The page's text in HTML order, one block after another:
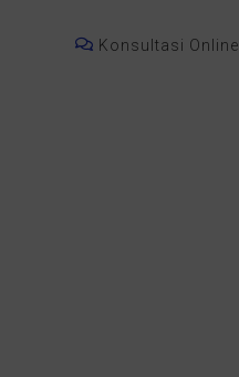
Konsultasi Online